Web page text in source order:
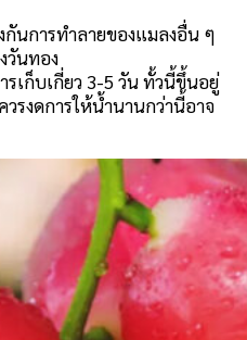
นการทำลายของแมลงอื่น ๆ
วันทอง
รเก็บเกี่ยว 3-5 วัน ทั้วนี้ขึ้นอยู่
รงดการให้น้ำนานกว่านี้อาจ